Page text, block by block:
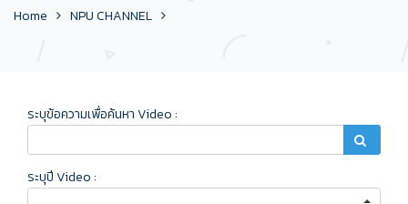
Home NPU CHANNEL
ระบุข้อความเพื่อค้นหา Video :
ระบุปี Video :